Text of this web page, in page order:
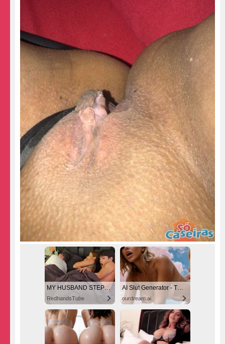
MY HUSBAND STEPSON MISTAKENLY GIVES ME IN THE ASS
RedhandsTube
AI Slut Generator - Turn Your Fantasies into Reality
ourdream.ai